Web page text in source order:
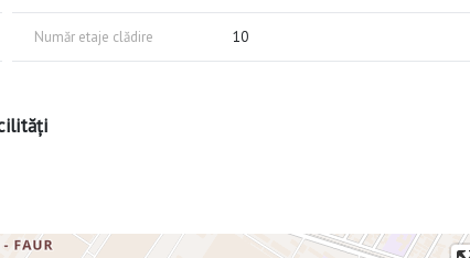
Număr etaje clădire 10